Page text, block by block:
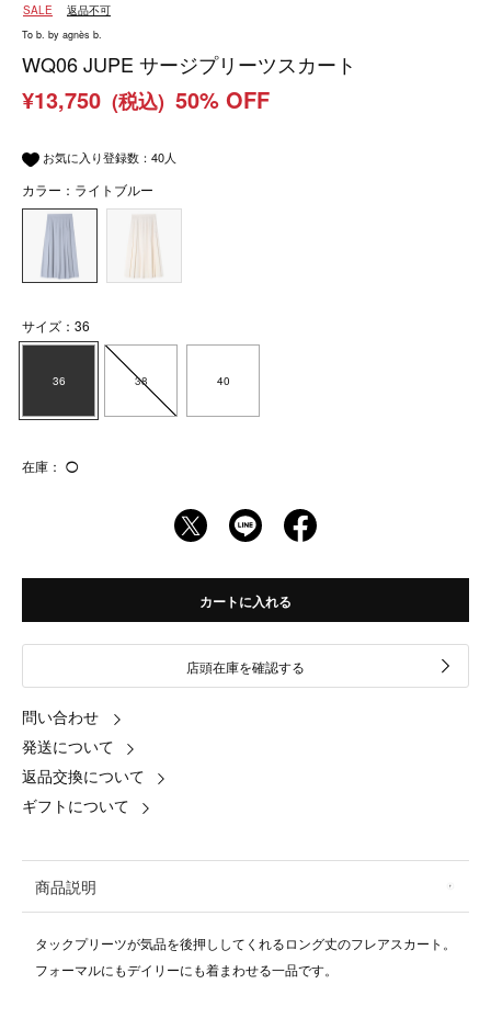
SALE 返品不可
To b. by agnès b.
WQ06 JUPE サージプリーツスカート
¥13,750 (税込) 50% OFF
お気に入り登録数： 40人
カラー：ライトブルー
サイズ：36
36 38 40
在庫： ◯
カートに入れる
店頭在庫を確認する
問い合わせ
発送について
返品交換について
ギフトについて
商品説明
タックプリーツが気品を後押ししてくれるロング丈のフレアスカート。
フォーマルにもデイリーにも着まわせる一品です。